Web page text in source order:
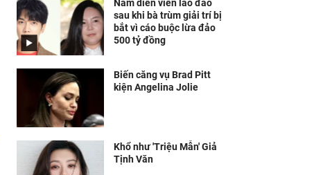
Nam diễn viên lao đao
sau khi bà trùm giải trí bị
bắt vì cáo buộc lừa đảo
500 tỷ đồng
Biến căng vụ Brad Pitt
kiện Angelina Jolie
Khổ như 'Triệu Mẫn' Giả
Tịnh Văn